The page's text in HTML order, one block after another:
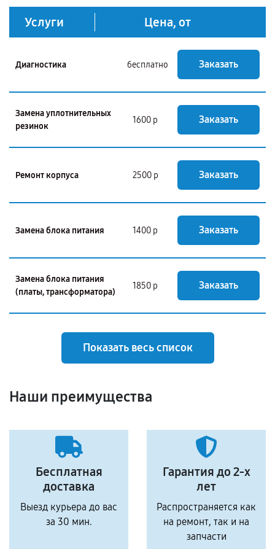
Услуги Цена, от
Диагностика бесплатно Заказать
Замена уплотнительных
резинок
1600 р Заказать
Ремонт корпуса 2500 р Заказать
Замена блока питания 1400 р Заказать
Замена блока питания
(платы, трансформатора)
1850 р Заказать
Показать весь список
Наши преимущества
Бесплатная
доставка
Выезд курьера до вас
за 30 мин.
Гарантия до 2-х
лет
Распространяется как
на ремонт, так и на
запчасти